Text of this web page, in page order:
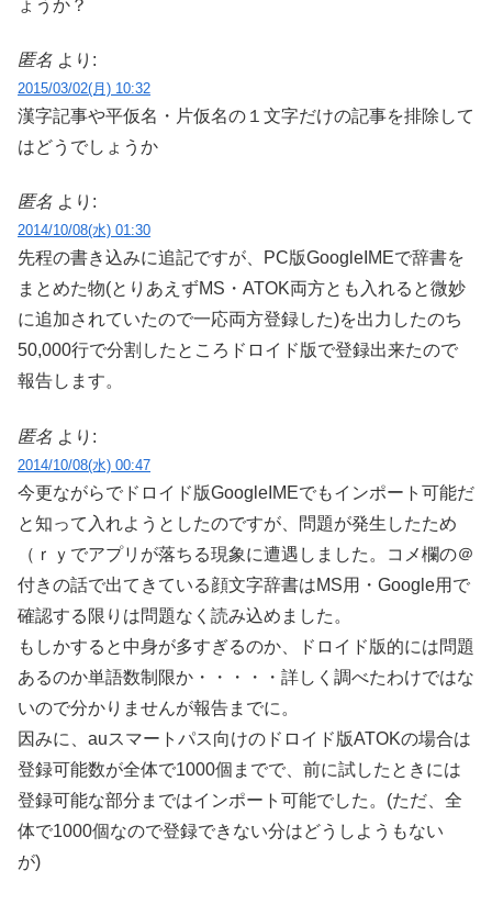
ょうか？
匿名 より:
2015/03/02(月) 10:32
漢字記事や平仮名・片仮名の１文字だけの記事を排除して
はどうでしょうか
匿名 より:
2014/10/08(水) 01:30
先程の書き込みに追記ですが、PC版GoogleIMEで辞書を
まとめた物(とりあえずMS・ATOK両方とも入れると微妙
に追加されていたので一応両方登録した)を出力したのち
50,000行で分割したところドロイド版で登録出来たので
報告します。
匿名 より:
2014/10/08(水) 00:47
今更ながらでドロイド版GoogleIMEでもインポート可能だ
と知って入れようとしたのですが、問題が発生したため
（ｒｙでアプリが落ちる現象に遭遇しました。コメ欄の＠
付きの話で出てきている顔文字辞書はMS用・Google用で
確認する限りは問題なく読み込めました。
もしかすると中身が多すぎるのか、ドロイド版的には問題
あるのか単語数制限か・・・・・詳しく調べたわけではな
いので分かりませんが報告までに。
因みに、auスマートパス向けのドロイド版ATOKの場合は
登録可能数が全体で1000個までで、前に試したときには
登録可能な部分まではインポート可能でした。(ただ、全
体で1000個なので登録できない分はどうしようもない
が)